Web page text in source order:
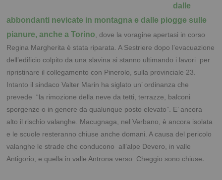
dalle
abbondanti nevicate in montagna e dalle piogge sulle
pianure, anche a Torino, dove la voragine apertasi in corso
Regina Margherita è stata riparata. A Sestriere dopo l’evacuazione
dell’edificio colpito da una slavina si stanno ultimando i lavori per
ripristinare il collegamento con Pinerolo, sulla provinciale 23.
Intanto il sindaco Valter Marin ha siglato un’ ordinanza che
prevede “la rimozione della neve da tetti, terrazze, balconi
sporgenze o in genere da qualunque posto elevato”. E’ ancora
alto il rischio valanghe. Macugnaga, nel Verbano, è ancora isolata
e le scuole resteranno chiuse anche domani. A causa del pericolo
valanghe le strade che conducono all’alpe Devero, in valle
Antigorio, e quella in valle Antrona verso Cheggio sono chiuse.